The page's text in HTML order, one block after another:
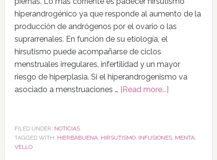
hiperandrogénico ya que responde al aumento de la
producción de andrógenos por el ovario o las
suprarrenales. En función de su etiología, el
hirsutismo puede acompañarse de ciclos
menstruales irregulares, infertilidad y un mayor
riesgo de hiperplasia. Si el hiperandrogenismo va
asociado a menstruaciones … [Read more...]
FILED UNDER: NOTICIAS
TAGGED WITH: HIERBABUENA, HIRSUTISMO, INFUSIONES, MENTA,
VELLO